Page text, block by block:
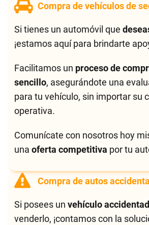
Compra de vehículos de
Si tienes un automóvil que
¡estamos aquí para brindarte
Facilitamos un proceso de
sencillo, asegurándote una
para tu vehículo, sin importar su
operativa.
Comunícate con nosotros hoy
unaoferta competitiva por tu
Compra de autos
Si posees unvehículo
venderlo, ¡contamos con la